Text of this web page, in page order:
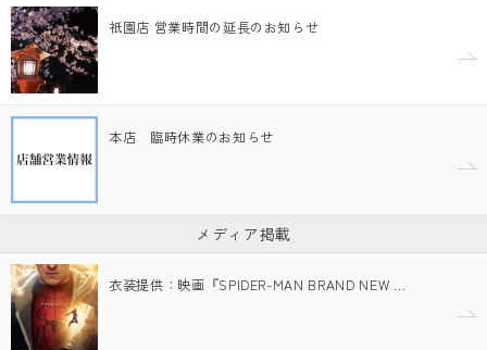
祇園店 営業時間の延長のお知らせ
本店 臨時休業のお知らせ
メディア掲載
衣装提供：映画『SPIDER-MAN BRAND NEW …